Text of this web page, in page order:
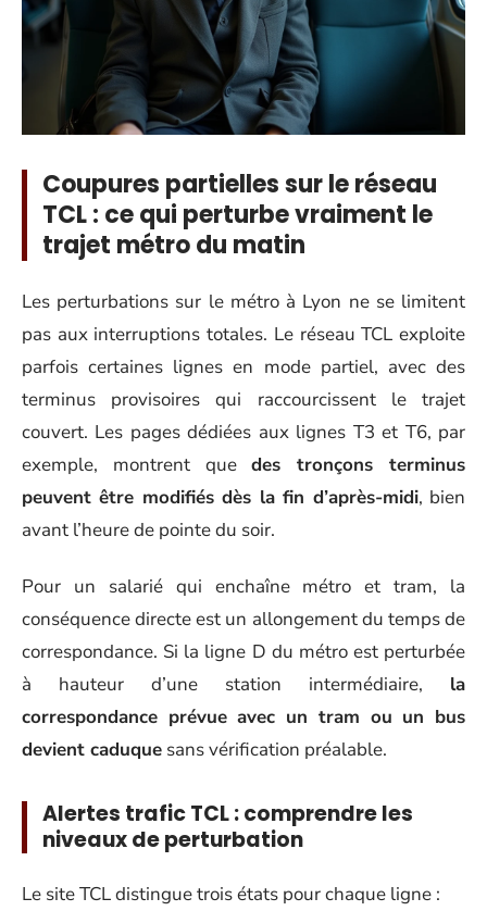
Coupures partielles sur le réseau
TCL : ce qui perturbe vraiment le
trajet métro du matin
Les perturbations sur le métro à Lyon ne se limitent
pas aux interruptions totales. Le réseau TCL exploite
parfois certaines lignes en mode partiel, avec des
terminus provisoires qui raccourcissent le trajet
couvert. Les pages dédiées aux lignes T3 et T6, par
exemple, montrent quedes tronçons terminus
peuvent être modifiés dès la fin d’après-midi, bien
avant l’heure de pointe du soir.
Pour un salarié qui enchaîne métro et tram, la
conséquence directe est un allongement du temps de
correspondance. Si la ligne D du métro est perturbée
à hauteur d’une station intermédiaire, la
correspondance prévue avec un tram ou un bus
devient caduque sans vérification préalable.
Alertes trafic TCL : comprendre les
niveaux de perturbation
Le site TCL distingue trois états pour chaque ligne :